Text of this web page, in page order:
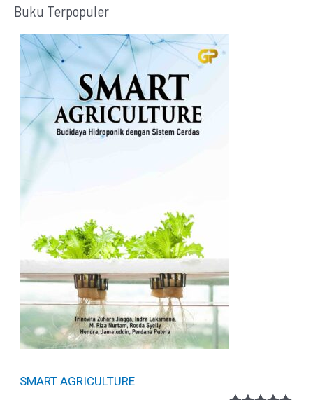
Buku Terpopuler
SMART AGRICULTURE